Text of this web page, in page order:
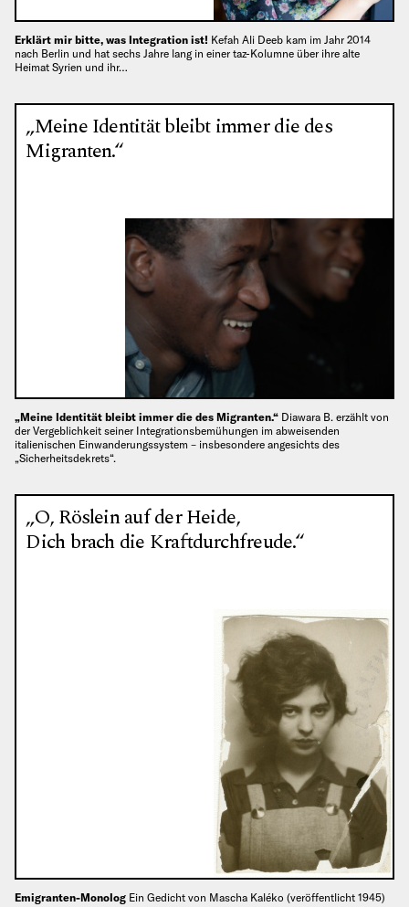
Erklärt mir bitte, was Integration ist! Kefah Ali Deeb kam im Jahr 2014
nach Berlin und hat sechs Jahre lang in einer taz-Kolumne über ihre alte
Heimat Syrien und ihr…
„Meine Identität bleibt immer die des
Migranten.“
„Meine Identität bleibt immer die des Migranten.“ Diawara B. erzählt von
der Vergeblichkeit seiner Integrationsbemühungen im abweisenden
italienischen Einwanderungssystem – insbesondere angesichts des
„Sicherheitsdekrets“.
„O, Röslein auf der Heide,
Dich brach die Kraftdurchfreude.“
Emigranten-Monolog Ein Gedicht von Mascha Kaléko (veröffentlicht 1945)